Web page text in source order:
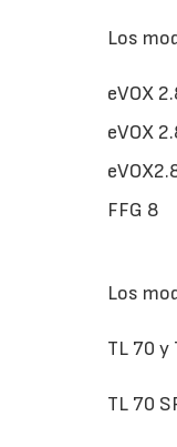
Los
eVOX
eVOX
FFG 8
Los
TL 70 y
TL 70